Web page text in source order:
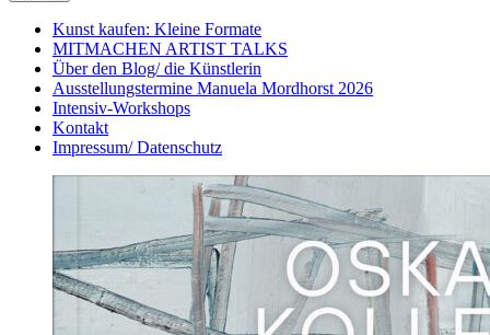
Kunst kaufen: Kleine Formate
MITMACHEN ARTIST TALKS
Über den Blog/ die Künstlerin
Ausstellungstermine Manuela Mordhorst 2026
Intensiv-Workshops
Kontakt
Impressum/ Datenschutz